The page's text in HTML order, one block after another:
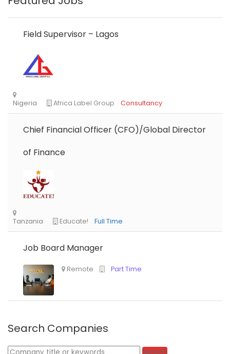
Field Supervisor – Lagos
Chief Financial Officer (CFO)/Global Director
of Finance
Job Board Manager
Search Companies
Keywords Search